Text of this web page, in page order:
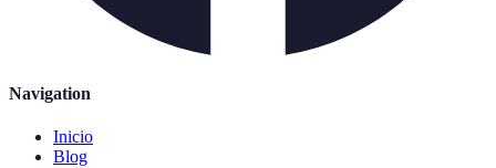
Navigation
Inicio
Blog